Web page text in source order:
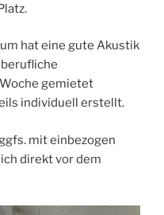
hat eine gute Akustik
gemietet
individuell erstellt.
mit einbezogen
direkt vor dem